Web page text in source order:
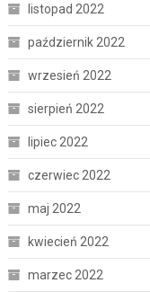
listopad 2022
październik 2022
wrzesień 2022
sierpień 2022
lipiec 2022
czerwiec 2022
maj 2022
kwiecień 2022
marzec 2022